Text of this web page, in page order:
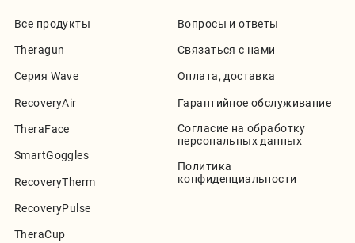
Все продукты
Theragun
Серия Wave
RecoveryAir
TheraFace
SmartGoggles
RecoveryTherm
RecoveryPulse
TheraCup
Вопросы и ответы
Связаться с нами
Оплата, доставка
Гарантийное обслуживание
Согласие на обработку
персональных данных
Политика
конфиденциальности